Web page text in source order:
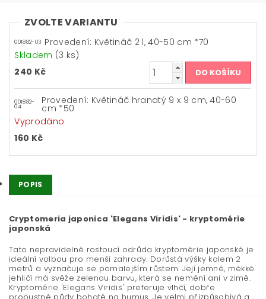
ZVOLTE VARIANTU
001882-03 Provedení: Květináč 2 l, 40-50 cm *70
Skladem (3 ks)
240 Kč
001882-
04
Provedení: Květináč hranatý 9 x 9 cm, 40-60
cm *50
Vyprodáno
160 Kč
POPIS
Cryptomeria japonica 'Elegans Viridis' - kryptomérie
japonská
Tato nepravidelně rostoucí odrůda kryptomérie japonské je
ideální volbou pro menší zahrady. Dorůstá výšky kolem 2
metrů a vyznačuje se pomalejším růstem. Její jemné, měkké
jehličí má svěže zelenou barvu, která se nemění ani v zimě.
Kryptomérie 'Elegans Viridis' preferuje vlhčí, dobře